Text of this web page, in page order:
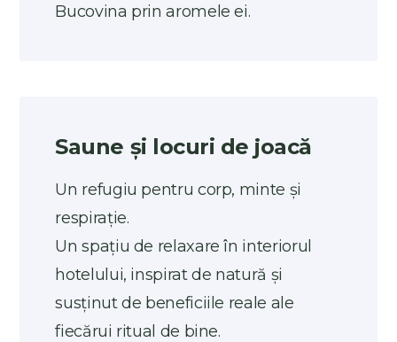
Bucovina prin aromele ei.
Saune și locuri de joacă
Un refugiu pentru corp, minte și
respirație.
Un spațiu de relaxare în interiorul
hotelului, inspirat de natură și
susținut de beneficiile reale ale
fiecărui ritual de bine.